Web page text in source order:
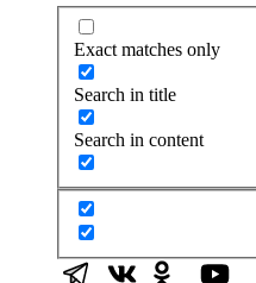
Exact matches only
Search in title
Search in content